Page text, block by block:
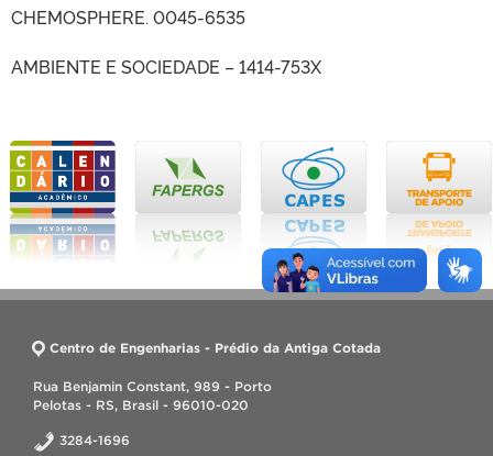
CHEMOSPHERE. 0045-6535
AMBIENTE E SOCIEDADE – 1414-753X
Centro de Engenharias - Prédio da Antiga Cotada
Rua Benjamin Constant, 989 - Porto
Pelotas - RS, Brasil - 96010-020
3284-1696